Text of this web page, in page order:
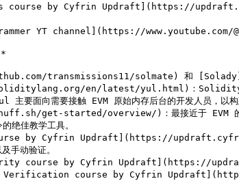
by Cyfrin Updraft](https://
YT channel](https://www.youtube.com/
transmissions11/solmate) 和
en/latest/yul.html)：Solidity 的一种中间语
主要面向需要接触 EVM 原始内存后台的开发人员，以
started/overview/)：最接近于 EVM 的汇编语
绝佳教学工具。
by Cyfrin Updraft](https://updraft.cyfrin.io/
手动验证。
course by Cyfrin Updraft](https://
Verification course by Cyfrin